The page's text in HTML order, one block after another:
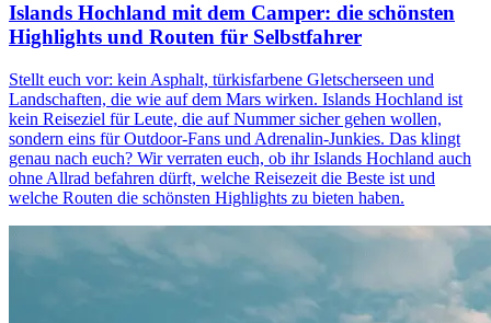
Islands Hochland mit dem Camper: die schönsten
Highlights und Routen für Selbstfahrer
Stellt euch vor: kein Asphalt, türkisfarbene Gletscherseen und
Landschaften, die wie auf dem Mars wirken. Islands Hochland ist
kein Reiseziel für Leute, die auf Nummer sicher gehen wollen,
sondern eins für Outdoor-Fans und Adrenalin-Junkies. Das klingt
genau nach euch? Wir verraten euch, ob ihr Islands Hochland auch
ohne Allrad befahren dürft, welche Reisezeit die Beste ist und
welche Routen die schönsten Highlights zu bieten haben.